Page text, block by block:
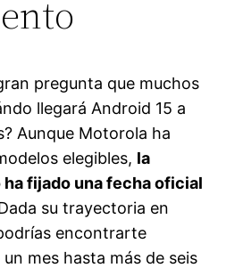
pregunta que muchos
llegará Android 15 a
Aunque Motorola ha
elegibles, la
ha fijado una fecha oficial
su trayectoria en
encontrarte
mes hasta más de seis